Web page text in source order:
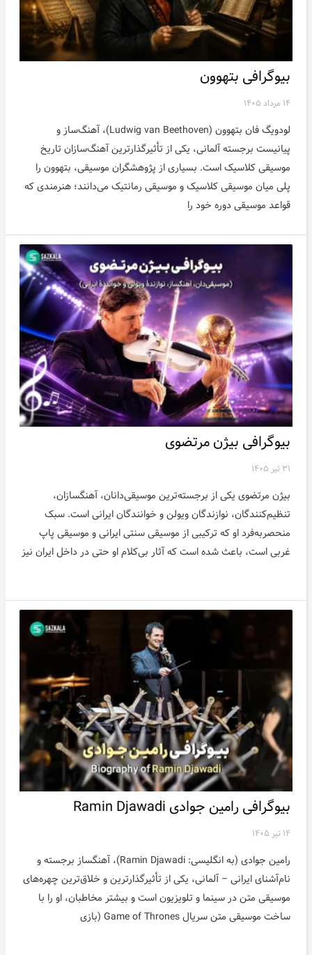
اخبار
بیوگرافی بتهوون
۱۴ مرداد ۱۴۰۵
لودویگ فان بتهوون (Ludwig van Beethoven)، آهنگ‌ساز و
پیانیست برجسته آلمانی، یکی از تأثیرگذارترین آهنگ‌سازان تاریخ
موسیقی کلاسیک است. بسیاری از پژوهشگران موسیقی، بتهوون را
پلی میان موسیقی کلاسیک و موسیقی رمانتیک می‌دانند؛ هنرمندی که
قواعد موسیقی دوره خود را
بیوگرافی بیژن مرتضوی
۳۱ تیر ۱۴۰۵
بیژن مرتضوی یکی از برجسته‌ترین موسیقی‌دانان، آهنگسازان،
تنظیم‌کنندگان، نوازندگان ویولن و خوانندگان ایرانی است. سبک
منحصربه‌فرد او که ترکیبی از موسیقی سنتی ایرانی و موسیقی پاپ
غربی است، باعث شده است که آثار بی‌کلام او حتی در داخل ایران نیز
بیوگرافی رامین جوادی Ramin Djawadi
۱۴ تیر ۱۴۰۵
رامین جوادی (به انگلیسی: Ramin Djawadi)، آهنگساز برجسته و
نام‌آشنای ایرانی – آلمانی، یکی از تأثیرگذارترین و خلاق‌ترین چهره‌های
موسیقی متن در سینما و تلویزیون است و بیشتر مخاطبان، او را با
ساخت موسیقی متن سریال Game of Thrones (بازی